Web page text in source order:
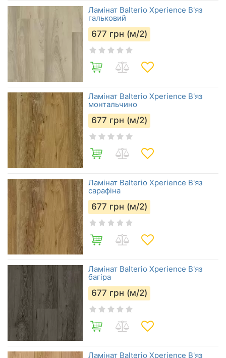
Ламінат Balterio Xperience В'яз
гальковий
677 грн (м/2)
Ламінат Balterio Xperience В'яз
монтальчино
677 грн (м/2)
Ламінат Balterio Xperience В'яз
сарафіна
677 грн (м/2)
Ламінат Balterio Xperience В'яз
багіра
677 грн (м/2)
Ламінат Balterio Xperience В'яз